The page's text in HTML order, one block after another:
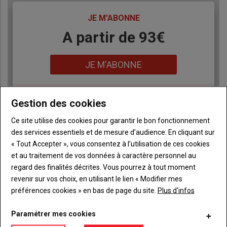
JE M'ABONNE
A partir de 93€
JE M'ABONNE
Liste
à
puce
Accédez à tous les articles du site L'Aurore
Consultez le journal L'Aurore Paysanne au format
numérique, sur tous les supports
Ne manquez aucune information grâce à la
newsletter du journal L'Aurore Paysanne
Gestion des cookies
Ce site utilise des cookies pour garantir le bon fonctionnement
des services essentiels et de mesure d’audience. En cliquant sur
« Tout Accepter », vous consentez à l’utilisation de ces cookies
et au traitement de vos données à caractère personnel au
regard des finalités décrites. Vous pourrez à tout moment
revenir sur vos choix, en utilisant le lien « Modifier mes
préférences cookies » en bas de page du site. Plus d'infos
Paramétrer mes cookies